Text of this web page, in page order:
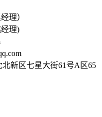
理）
经理)
新区七星大街61号A区65